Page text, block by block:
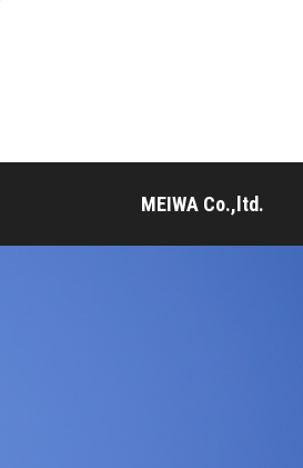
MEIWA Co.,ltd.